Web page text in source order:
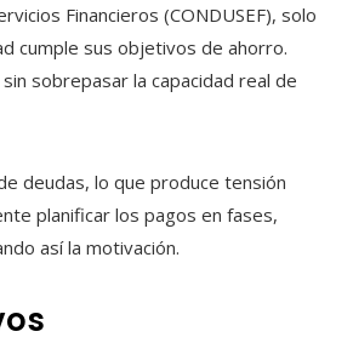
Financieros (CONDUSEF), solo
cumple sus objetivos de ahorro.
sobrepasar la capacidad real de
deudas, lo que produce tensión
planificar los pagos en fases,
así la motivación.